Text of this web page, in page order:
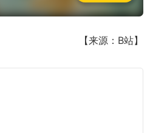
【来源：B站】